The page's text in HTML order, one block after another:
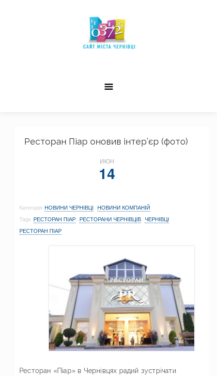
Ресторан Піар оновив інтер’єр (фото)
ИЮН
14
Категорія НОВИНИ ЧЕРНІВЦІ НОВИНИ КОМПАНІЙ
Tags РЕСТОРАН ПІАР РЕСТОРАНИ ЧЕРНІВЦІВ ЧЕРНІВЦІ
РЕСТОРАН ПІАР
Ресторан «Піар» в Чернівцях радий зустрічати